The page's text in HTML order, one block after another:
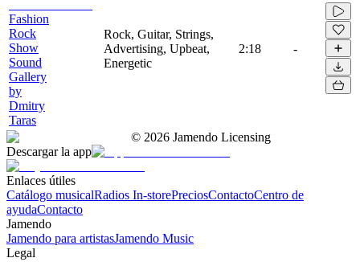
Fashion
Rock
Show
Sound
Gallery
by
Dmitry
Taras
Rock, Guitar, Strings,
Advertising, Upbeat,
Energetic
2:18 -
© 2026 Jamendo Licensing
Descargar la app
Enlaces útiles
Catálogo musicalRadios In-storePreciosContactoCentro de
ayudaContacto
Jamendo
Jamendo para artistasJamendo Music
Legal